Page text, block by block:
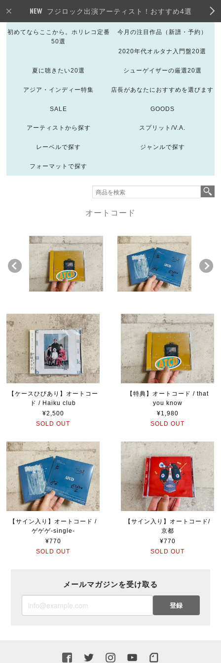
フジロック出演アーティスト！おすすめ4選
初めてならここから。ホリレコ定番
50選
今月の注目作品（新譜・予約）
2020年代オルタナ入門盤20選
夏に聴きたい20選 シューゲイザーの厳選20選
アジア・インディー特集 店長があなたにおすすめを選びます
SALE GOODS
アーティストから探す スプリット/V.A.
レーベルで探す ジャンルで探す
フォーマットで探す
オートコード
【ケースひびあり】オートコー
ド / Haiku club
¥2,500
SOLD OUT
【特典】オートコード / that
you know
¥1,980
SOLD OUT
【サイン入り】オートコード /
ゲゲゲ-single-
¥770
SOLD OUT
【サイン入り】オートコード/
京都
¥770
SOLD OUT
メールマガジンを受け取る
登録